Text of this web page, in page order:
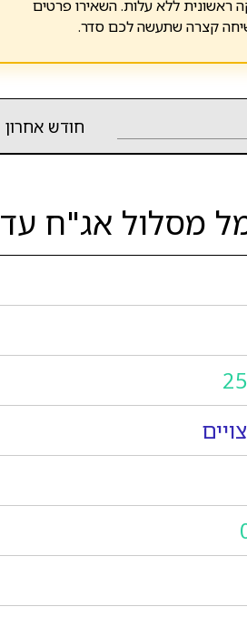
ראשונית ללא עלות. השאירו פרטים
קצרה שתעשה לכם סדר.
חודש אחרון
אג"ח עד 10% מניות